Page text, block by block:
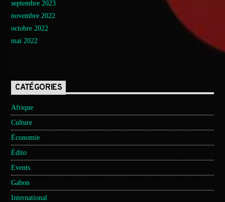
septembre 2023
novembre 2022
octobre 2022
mai 2022
CATÉGORIES
Afrique
Culture
Économie
Édito
Events
Gabon
International